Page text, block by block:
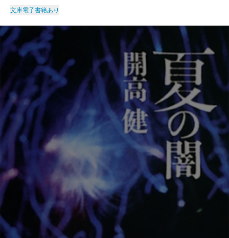
文庫電子書籍あり